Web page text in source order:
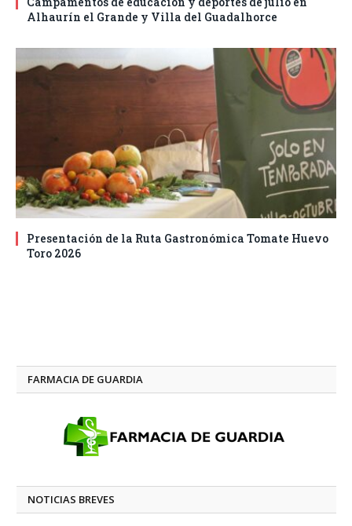
Alhaurín el Grande y Villa del Guadalhorce
Presentación de la Ruta Gastronómica Tomate Huevo
Toro 2026
FARMACIA DE GUARDIA
NOTICIAS BREVES